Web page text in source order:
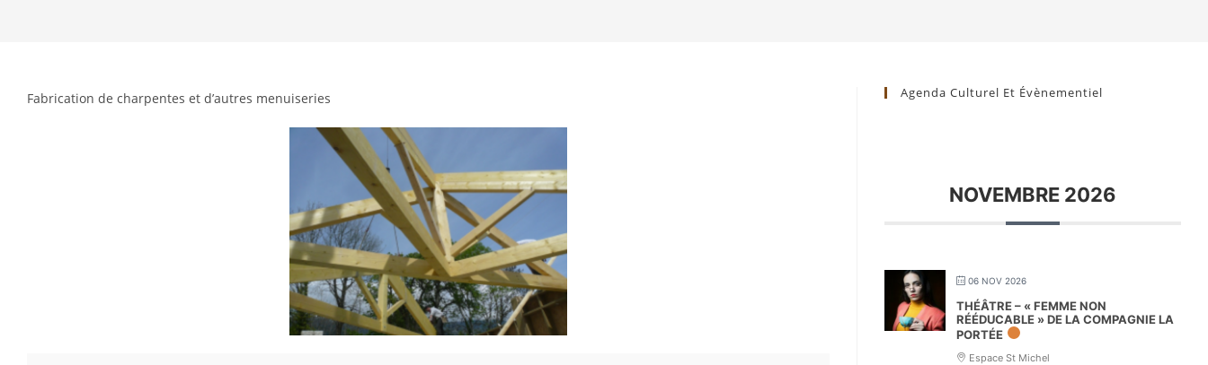
Fabrication de charpentes et d’autres menuiseries Agenda Culturel Et Évènementiel
NOVEMBRE 2026
06 NOV 2026
THÉÂTRE – « FEMME NON
RÉÉDUCABLE » DE LA COMPAGNIE LA
PORTÉE
Espace St Michel